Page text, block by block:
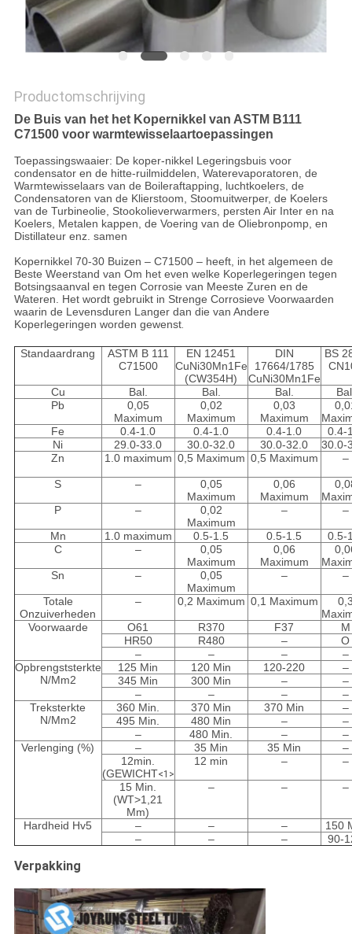
Productomschrijving
De Buis van het het Kopernikkel van ASTM B111
C71500 voor warmtewisselaartoepassingen
Toepassingswaaier: De koper-nikkel Legeringsbuis voor
condensator en de hitte-ruilmiddelen, Waterevaporatoren, de
Warmtewisselaars van de Boileraftapping, luchtkoelers, de
Condensatoren van de Klierstoom, Stoomuitwerper, de Koelers
van de Turbineolie, Stookolieverwarmers, persten Air Inter en na
Koelers, Metalen kappen, de Voering van de Oliebronpomp, en
Distillateur enz. samen
Kopernikkel 70-30 Buizen – C71500 – heeft, in het algemeen de
Beste Weerstand van Om het even welke Koperlegeringen tegen
Botsingsaanval en tegen Corrosie van Meeste Zuren en de
Wateren. Het wordt gebruikt in Strenge Corrosieve Voorwaarden
waarin de Levensduren Langer dan die van Andere
Koperlegeringen worden gewenst.
Standaardrang
ASTM B 111
C71500
EN 12451
CuNi30Mn1Fe
(CW354H)
DIN
17664/1785
CuNi30Mn1Fe
BS
Cu Bal. Bal. Bal.
Pb
0,05
Maximum
0,02
Maximum
0,03
Maximum
Fe
0.4-1.0 0.4-1.0 0.4-1.0
0.4-
Ni
29.0-33.0 30.0-32.0 30.0-32.0
30.0-
Zn
1.0 maximum 0,5 Maximum 0,5 Maximum –
S –
0,05
Maximum
0,06
Maximum
P
–
0,02
Maximum
– –
Mn 1.0 maximum 0.5-1.5 0.5-1.5
0.5-
C
–
0,05
Maximum
0,06
Maximum
Sn
–
0,05
Maximum
– –
Totale
Onzuiverheden
– 0,2 Maximum 0,1 Maximum
Voorwaarde
O61 R370 F37
M
HR50
R480 –
O
–
– –
–
Opbrengststerkte
N/Mm2
125 Min 120 Min 120-220
–
345 Min
300 Min –
–
–
– –
–
Treksterkte
N/Mm2
360 Min. 370 Min 370 Min
–
495 Min.
480 Min –
–
–
480 Min. –
–
Verlenging (%)
– 35 Min 35 Min
–
12min.
(GEWICHT<1>
12 min – –
15 Min.
(WT>1,21
Mm)
– – –
Hardheid Hv5 – – –
150
–
– – 90-
Verpakking